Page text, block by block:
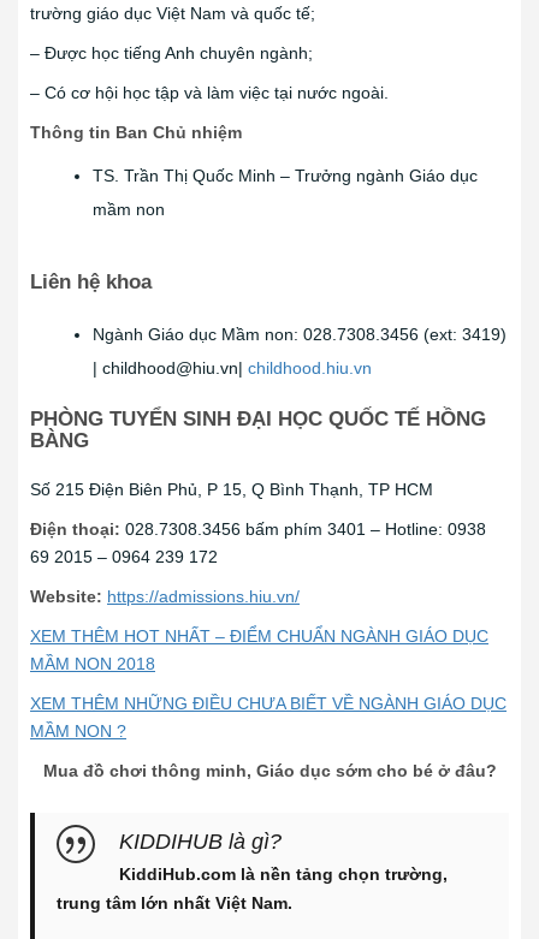
trường giáo dục Việt Nam và quốc tế;
– Được học tiếng Anh chuyên ngành;
– Có cơ hội học tập và làm việc tại nước ngoài.
Thông tin Ban Chủ nhiệm
TS. Trần Thị Quốc Minh – Trưởng ngành Giáo dục
mầm non
Liên hệ khoa
Ngành Giáo dục Mầm non: 028.7308.3456 (ext: 3419)
|childhood@hiu.vn|childhood.hiu.vn
PHÒNG TUYỂN SINH ĐẠI HỌC QUỐC TẾ HỒNG
BÀNG
Số 215 Điện Biên Phủ, P 15, Q Bình Thạnh, TP HCM
Điện thoại: 028.7308.3456 bấm phím 3401 – Hotline: 0938
69 2015 – 0964 239 172
Website: https://admissions.hiu.vn/
XEM THÊM HOT NHẤT – ĐIỂM CHUẨN NGÀNH GIÁO DỤC
MẦM NON 2018
XEM THÊM NHỮNG ĐIỀU CHƯA BIẾT VỀ NGÀNH GIÁO DỤC
MẦM NON ?
Mua đồ chơi thông minh, Giáo dục sớm cho bé ở đâu?
KIDDIHUB là gì?
KiddiHub.com là nền tảng chọn trường,
trung tâm lớn nhất Việt Nam.